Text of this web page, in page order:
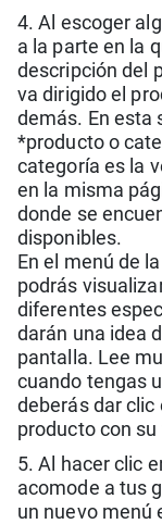
4. Al escoger
a la parte en la
descripción del
va dirigido el
demás. En esta
*producto o
categoría es la
en la misma
donde se
disponibles.
En el menú de
podrás
diferentes
darán una idea
pantalla. Lee
cuando tengas
deberás dar clic
producto con su
5. Al hacer clic
acomode a tus
un nuevo menú